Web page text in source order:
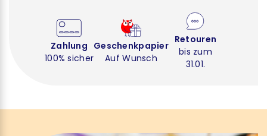
Zahlung
100% sicher
Geschenkpapier
Auf Wunsch
Retouren
bis zum
31.01.